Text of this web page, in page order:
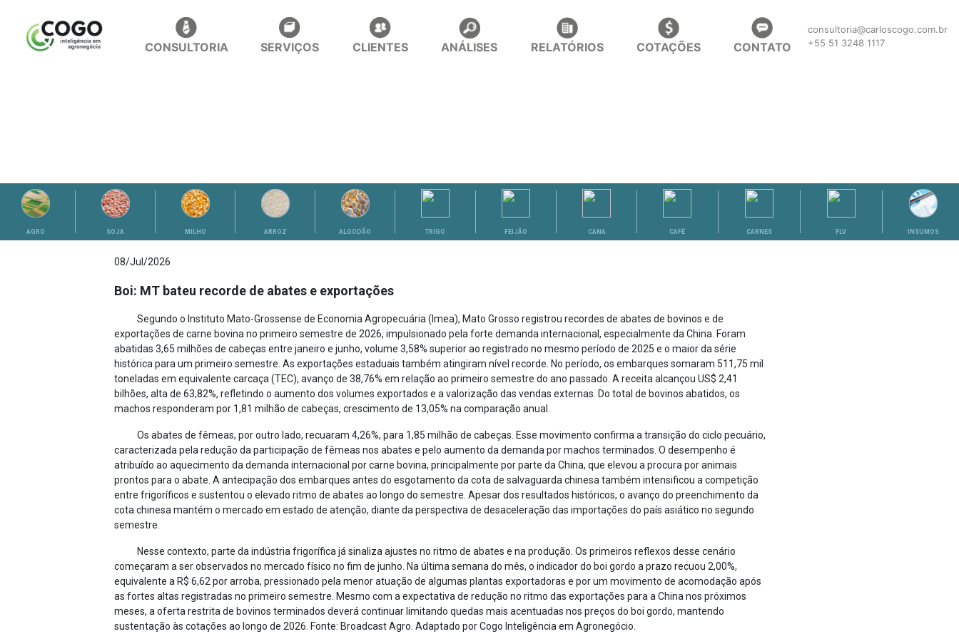
CONSULTORIA SERVIÇOS CLIENTES ANÁLISES RELATÓRIOS COTAÇÕES CONTATO
consultoria@carloscogo.com.br
+55 51 3248 1117
AGRO SOJA MILHO ARROZ ALGODÃO TRIGO FEIJÃO CANA CAFÉ CARNES FLV INSUMOS
08/Jul/2026
Boi: MT bateu recorde de abates e exportações
Segundo o Instituto Mato-Grossense de Economia Agropecuária (Imea), Mato Grosso registrou recordes de abates de bovinos e de
exportações de carne bovina no primeiro semestre de 2026, impulsionado pela forte demanda internacional, especialmente da China. Foram
abatidas 3,65 milhões de cabeças entre janeiro e junho, volume 3,58% superior ao registrado no mesmo período de 2025 e o maior da série
histórica para um primeiro semestre. As exportações estaduais também atingiram nível recorde. No período, os embarques somaram 511,75 mil
toneladas em equivalente carcaça (TEC), avanço de 38,76% em relação ao primeiro semestre do ano passado. A receita alcançou US$ 2,41
bilhões, alta de 63,82%, refletindo o aumento dos volumes exportados e a valorização das vendas externas. Do total de bovinos abatidos, os
machos responderam por 1,81 milhão de cabeças, crescimento de 13,05% na comparação anual.
Os abates de fêmeas, por outro lado, recuaram 4,26%, para 1,85 milhão de cabeças. Esse movimento confirma a transição do ciclo pecuário,
caracterizada pela redução da participação de fêmeas nos abates e pelo aumento da demanda por machos terminados. O desempenho é
atribuído ao aquecimento da demanda internacional por carne bovina, principalmente por parte da China, que elevou a procura por animais
prontos para o abate. A antecipação dos embarques antes do esgotamento da cota de salvaguarda chinesa também intensificou a competição
entre frigoríficos e sustentou o elevado ritmo de abates ao longo do semestre. Apesar dos resultados históricos, o avanço do preenchimento da
cota chinesa mantém o mercado em estado de atenção, diante da perspectiva de desaceleração das importações do país asiático no segundo
semestre.
Nesse contexto, parte da indústria frigorífica já sinaliza ajustes no ritmo de abates e na produção. Os primeiros reflexos desse cenário
começaram a ser observados no mercado físico no fim de junho. Na última semana do mês, o indicador do boi gordo a prazo recuou 2,00%,
equivalente a R$ 6,62 por arroba, pressionado pela menor atuação de algumas plantas exportadoras e por um movimento de acomodação após
as fortes altas registradas no primeiro semestre. Mesmo com a expectativa de redução no ritmo das exportações para a China nos próximos
meses, a oferta restrita de bovinos terminados deverá continuar limitando quedas mais acentuadas nos preços do boi gordo, mantendo
sustentação às cotações ao longo de 2026. Fonte: Broadcast Agro. Adaptado por Cogo Inteligência em Agronegócio.